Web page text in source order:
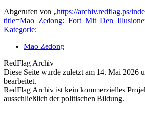
Abgerufen von „https://archiv.redflag.ps/
Kategorie:
Mao Zedong
RedFlag Archiv
Diese Seite wurde zuletzt am 14. Mai 2026
bearbeitet.
RedFlag Archiv ist kein kommerzielles
ausschließlich der politischen Bildung.